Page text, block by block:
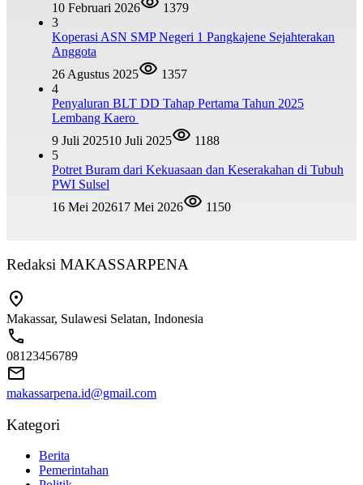
10 Februari 2026
1379
3
Koperasi ASN SMP Negeri 1 Pangkajene Sejahterakan
Anggota
26 Agustus 2025
1357
4
Penyaluran BLT DD Tahap Pertama Tahun 2025
Lembang Kaero
9 Juli 202510 Juli 2025
1188
5
Potret Buram dari Kekuasaan dan Keserakahan di Tubuh
PWI Sulsel
16 Mei 202617 Mei 2026 1150
Redaksi MAKASSARPENA
Makassar, Sulawesi Selatan, Indonesia
08123456789
makassarpena.id@gmail.com
Kategori
Berita
Pemerintahan